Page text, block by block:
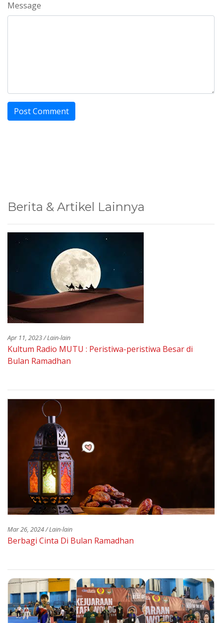
Message
Berita & Artikel Lainnya
Apr 11, 2023 / Lain-lain
Kultum Radio MUTU : Peristiwa-peristiwa Besar di
Bulan Ramadhan
Mar 26, 2024 / Lain-lain
Berbagi Cinta Di Bulan Ramadhan